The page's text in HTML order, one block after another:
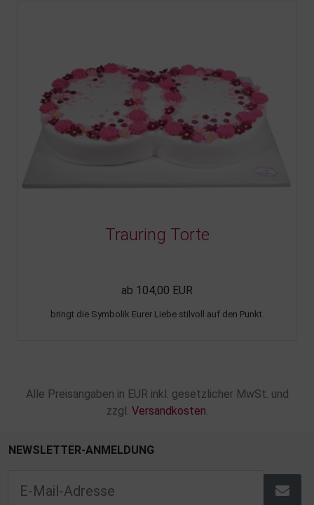
Trauring Torte
ab 104,00 EUR
bringt die Symbolik Eurer Liebe stilvoll auf den Punkt.
Alle Preisangaben in EUR inkl. gesetzlicher MwSt. und
zzgl. Versandkosten.
NEWSLETTER-ANMELDUNG